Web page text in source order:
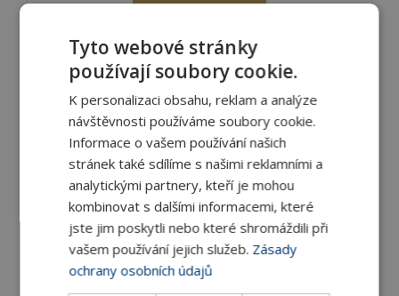
Termostatický směšovací ventil T10
Ventil T10 směšuje vodu dvou různých vstupních
teplot na konstantní výstupní
Tyto webové stránky
používají soubory cookie.
K personalizaci obsahu, reklam a analýze
návštěvnosti používáme soubory cookie.
Informace o vašem používání našich
stránek také sdílíme s našimi reklamními a
analytickými partnery, kteří je mohou
kombinovat s dalšími informacemi, které
jste jim poskytli nebo které shromáždili při
vašem používání jejich služeb. Zásady
ochrany osobních údajů